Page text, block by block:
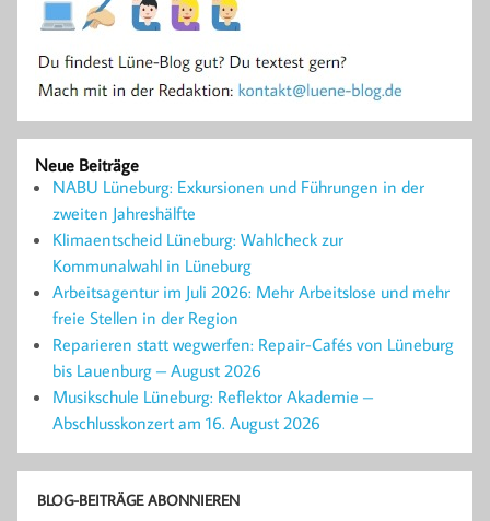
Neue Beiträge
NABU Lüneburg: Exkursionen und Führungen in der
zweiten Jahreshälfte
Klimaentscheid Lüneburg: Wahlcheck zur
Kommunalwahl in Lüneburg
Arbeitsagentur im Juli 2026: Mehr Arbeitslose und mehr
freie Stellen in der Region
Reparieren statt wegwerfen: Repair-Cafés von Lüneburg
bis Lauenburg – August 2026
Musikschule Lüneburg: Reflektor Akademie –
Abschlusskonzert am 16. August 2026
BLOG-BEITRÄGE ABONNIEREN